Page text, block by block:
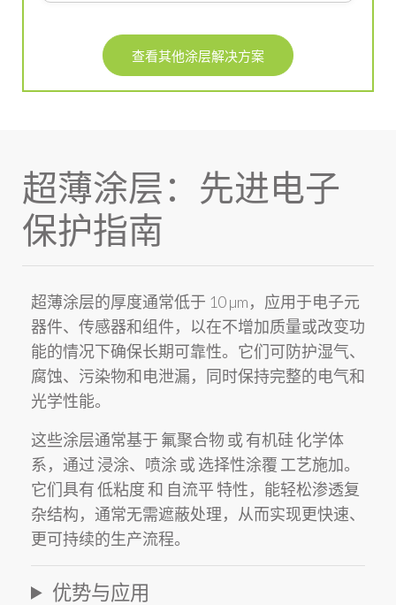
查看其他涂层解决方案
超薄涂层：先进电子
保护指南
超薄涂层的厚度通常低于 10 µm，应用于电子元
器件、传感器和组件，以在不增加质量或改变功
能的情况下确保长期可靠性。它们可防护湿气、
腐蚀、 污染物和电泄漏，同时保持完整的电气和
光学性能。
这些涂层通常基于 氟聚合物 或有机硅 化学体
系，通过 浸涂、 喷涂 或选择性涂覆 工艺施加。
它们具有低粘度和 自流平 特性，能轻松渗透复
杂结构，通常无需遮蔽处理，从而实现更快速、
更可持续的生产流程。
优势与应用